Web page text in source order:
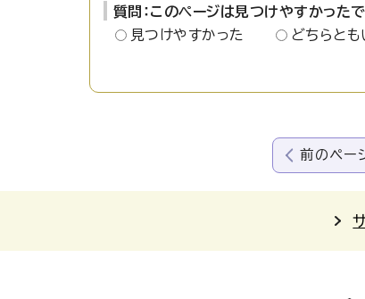
質問：このページは見つけやすかった
見つけやすかった
どちらと
前のペー